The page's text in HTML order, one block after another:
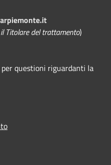
Titolare del trattamento)
per questioni riguardanti la